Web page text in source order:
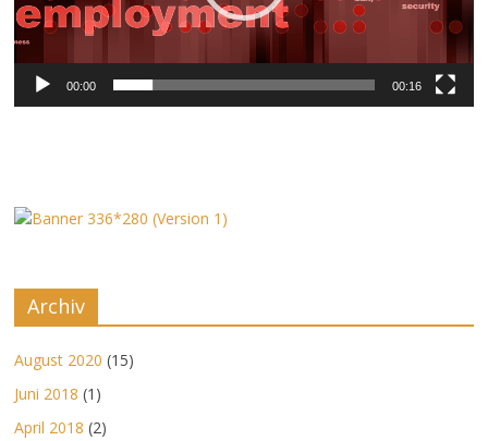
00:00 00:16
Archiv
August 2020 (15)
Juni 2018 (1)
April 2018 (2)